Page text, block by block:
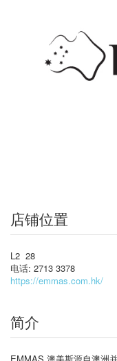
店铺位置
L2 28
电话: 2713 3378
https://emmas.com.hk/
简介